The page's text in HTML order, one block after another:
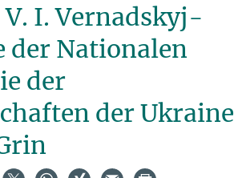
V. I. Vernadskyj-
der Nationalen
der
der Ukraine